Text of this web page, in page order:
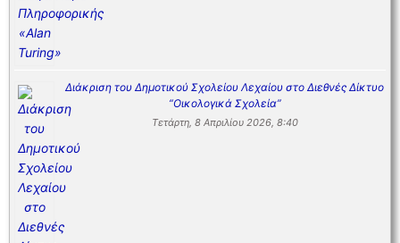
Διάκριση του Δημοτικού Σχολείου Λεχαίου στο Διεθνές Δίκτυο
“Οικολογικά Σχολεία”
Τετάρτη, 8 Απριλίου 2026, 8:40